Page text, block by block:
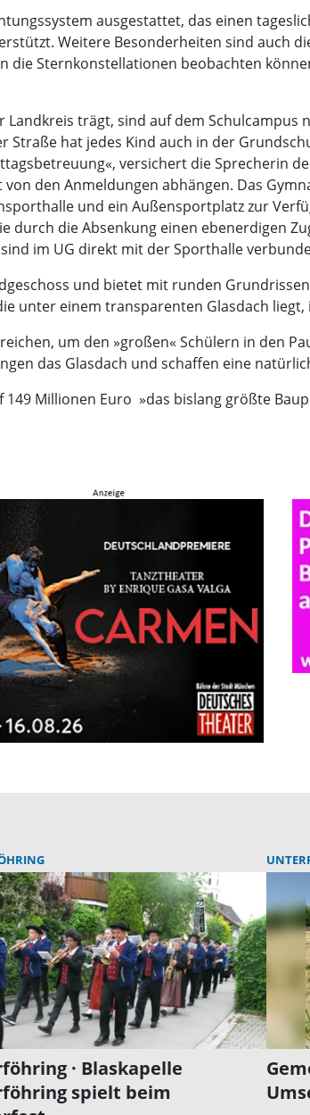
ausgestattet, das einen
Weitere Besonderheiten sind auch
die Sternkonstellationen beobachten
Landkreis trägt, sind auf dem
hat jedes Kind auch in der
versichert die Sprecherin
den Anmeldungen abhängen. Das
und ein Außensportplatz zur
die Absenkung einen ebenerdigen
im UG direkt mit der Sporthalle
und bietet mit runden
unter einem transparenten Glasdach
um den »großen« Schülern in den
das Glasdach und schaffen eine
Millionen Euro  »das bislang größte
· Blaskapelle
spielt beim